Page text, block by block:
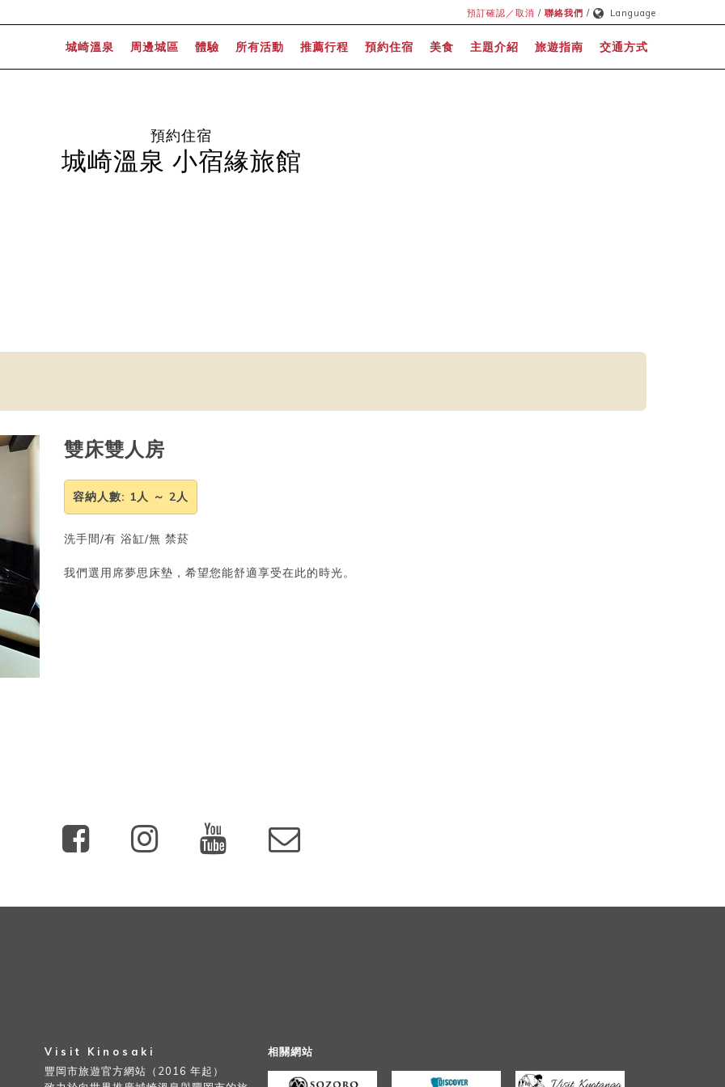
預訂確認／取消 /聯絡我們 / Language
城崎溫泉 周邊城區 體驗 所有活動 推薦行程 預約住宿 美食 主題介紹 旅遊指南 交通方式
預約住宿
城崎溫泉 小宿緣旅館
雙床雙人房
容納人數: 1人 ～ 2人
洗手間/有 浴缸/無 禁菸
我們選用席夢思床墊，希望您能舒適享受在此的時光。
Visit Kinosaki
豐岡市旅遊官方網站（2016 年起）
相關網站